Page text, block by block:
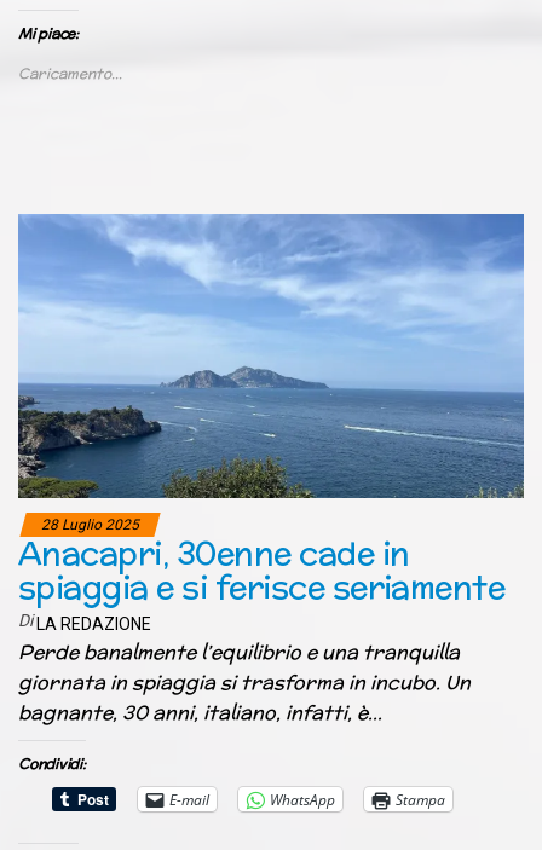
Mi piace:
Caricamento...
28 Luglio 2025
Anacapri, 30enne cade in
spiaggia e si ferisce seriamente
Di LA REDAZIONE
Perde banalmente l’equilibrio e una tranquilla
giornata in spiaggia si trasforma in incubo. Un
bagnante, 30 anni, italiano, infatti, è…
Condividi:
E-mail
WhatsApp Stampa